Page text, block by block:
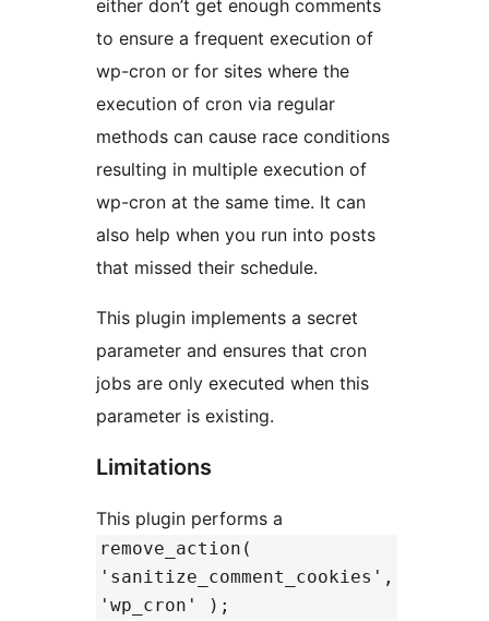
either don’t get enough comments
to ensure a frequent execution of
wp-cron or for sites where the
execution of cron via regular
methods can cause race conditions
resulting in multiple execution of
wp-cron at the same time. It can
also help when you run into posts
that missed their schedule.
This plugin implements a secret
parameter and ensures that cron
jobs are only executed when this
parameter is existing.
Limitations
This plugin performs a
remove_action(
'sanitize_comment_cookies',
'wp_cron' );